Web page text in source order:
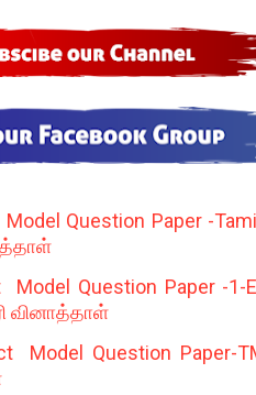
Question Paper -
Question Paper -1-
வினாத்தாள்
Question Paper-